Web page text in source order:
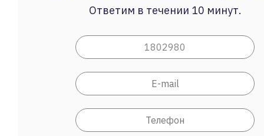
Ответим в течении 10 минут.